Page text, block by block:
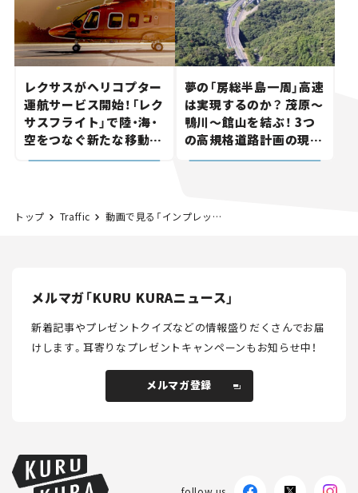
レクサスがヘリコプター
運航サービス開始！「レク
サスフライト」で陸・海・
空をつなぐ新たな移動体
験とは
夢の「房総半島一周」高速
は実現するのか？ 茂原～
鴨川～館山を結ぶ！ 3つ
の高規格道路計画の現
状。「館山鴨川道路」で検
トップ Traffic 動画で見る「インプレッサWRC98」!! 日本人トップラリースト・新井敏弘の走り【モータースポーツジャパン2019】
メルマガ「KURU KURAニュース」
新着記事やプレゼントクイズなどの情報盛りだくさんでお届
けします。耳寄りなプレゼントキャンペーンもお知らせ中！
メルマガ登録